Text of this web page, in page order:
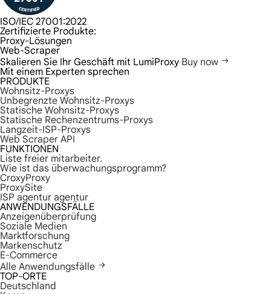
ISO/IEC 27001:2022
Zertifizierte Produkte:
Proxy-Lösungen
Web-Scraper
Skalieren Sie Ihr Geschäft mit LumiProxy Buy now
Mit einem Experten sprechen
PRODUKTE
Wohnsitz-Proxys
Unbegrenzte Wohnsitz-Proxys
Statische Wohnsitz-Proxys
Statische Rechenzentrums-Proxys
Langzeit-ISP-Proxys
Web Scraper API
FUNKTIONEN
Liste freier mitarbeiter.
Wie ist das überwachungsprogramm?
CroxyProxy
ProxySite
ISP agentur agentur
ANWENDUNGSFÄLLE
Anzeigenüberprüfung
Soziale Medien
Marktforschung
Markenschutz
E-Commerce
Alle Anwendungsfälle
TOP-ORTE
Deutschland